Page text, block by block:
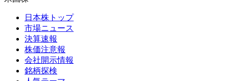
日本株トップ
市場ニュース
決算速報
株価注意報
会社開示情報
銘柄探検